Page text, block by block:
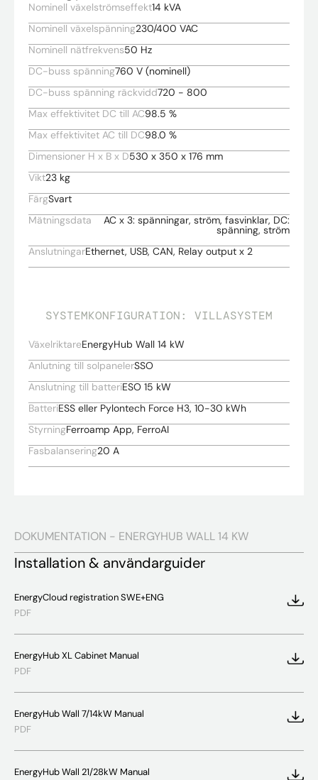
Nominell växelströmseffekt14 kVA
Nominell växelspänning230/400 VAC
Nominell nätfrekvens50 Hz
DC-buss spänning760 V (nominell)
DC-buss spänning räckvidd720 - 800
Max effektivitet DC till AC98.5 %
Max effektivitet AC till DC98.0 %
Dimensioner H x B x D530 x 350 x 176 mm
Vikt23 kg
FärgSvart
Mätningsdata
AC x 3: spänningar, ström, fasvinklar, DC:
spänning, ström
AnslutningarEthernet, USB, CAN, Relay output x 2
SYSTEMKONFIGURATION: VILLASYSTEM
VäxelriktareEnergyHub Wall 14 kW
Anlutning till solpanelerSSO
Anslutning till batteriESO 15 kW
BatteriESS eller Pylontech Force H3, 10-30 kWh
StyrningFerroamp App, FerroAI
Fasbalansering20 A
DOKUMENTATION - ENERGYHUB WALL 14 KW
Installation & användarguider
EnergyCloud registration SWE+ENG
PDF
EnergyHub XL Cabinet Manual
PDF
EnergyHub Wall 7/14kW Manual
PDF
EnergyHub Wall 21/28kW Manual